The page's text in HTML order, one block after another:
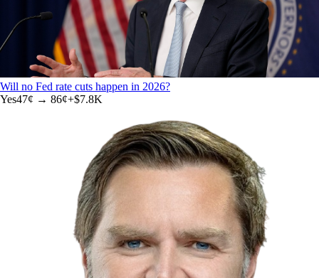
Will no Fed rate cuts happen in 2026?
Yes47¢ → 86¢+$7.8K